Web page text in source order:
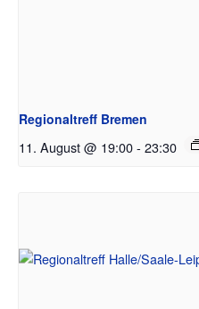
Regionaltreff Bremen
11. August @ 19:00- 23:30